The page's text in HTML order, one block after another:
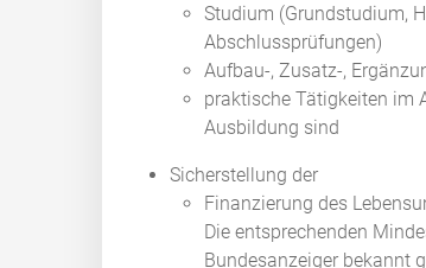
Studium (Grundstudium,
Abschlussprüfungen)
Aufbau-, Zusatz-,
praktische Tätigkeiten im
Ausbildung sind
Sicherstellung der
Finanzierung des
Die entsprechenden
Bundesanzeiger bekannt